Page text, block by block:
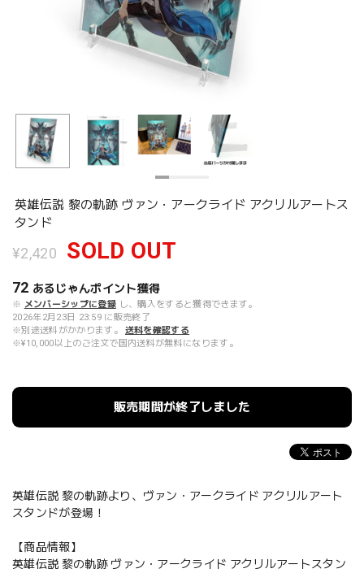
英雄伝説 黎の軌跡 ヴァン・アークライド アクリルアートス
タンド
¥2,420 SOLD OUT
72 あるじゃんポイント獲得
※ メンバーシップに登録 し、購入をすると獲得できます。
2026年2月23日 23:59 に販売終了
※別途送料がかかります。
送料を確認する
※¥10,000以上のご注文で国内送料が無料になります。
販売期間が終了しました
英雄伝説 黎の軌跡より、ヴァン・アークライド アクリルアート
スタンドが登場！
【商品情報】
英雄伝説 黎の軌跡 ヴァン・アークライド アクリルアートスタン